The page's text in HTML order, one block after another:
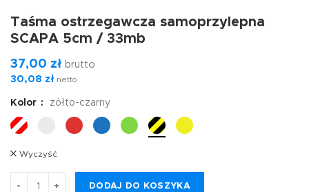
Taśma ostrzegawcza samoprzylepna
SCAPA 5cm / 33mb
37,00 zł brutto
30,08 zł netto
Kolor żółto-czarny
Wyczyść
DODAJ DO KOSZYKA